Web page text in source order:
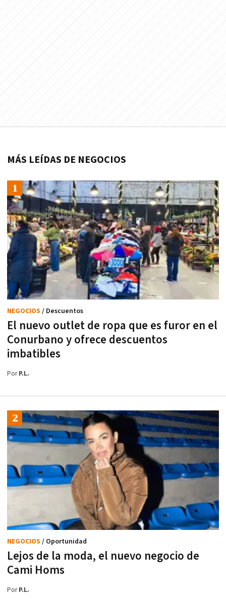
MÁS LEÍDAS DE NEGOCIOS
El nuevo outlet de ropa que es furor en el
Conurbano y ofrece descuentos
imbatibles
NEGOCIOS / Descuentos
PorP.L.
Lejos de la moda, el nuevo negocio de
Cami Homs
NEGOCIOS / Oportunidad
PorP.L.